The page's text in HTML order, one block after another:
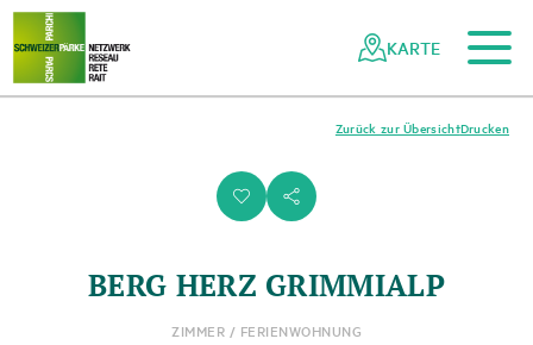
Navigieren
Netzwerk
Schweizer
Schnellnavigation
Zum Hauptinhalt
Zur mobilen Navigation
Zur Suche
Zum Fussbereich
Zur Sitemap
KARTE
i s
Drucken
Zurück zur Übersicht
BERG HERZ GRIMMIALP
ZIMMER / FERIENWOHNUNG